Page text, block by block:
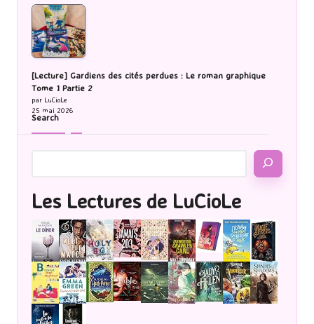
[Lecture] Gardiens des cités perdues : Le roman graphique
Tome 1 Partie 2
par LuCioLe
25 mai 2026
Search
Les Lectures de LuCioLe